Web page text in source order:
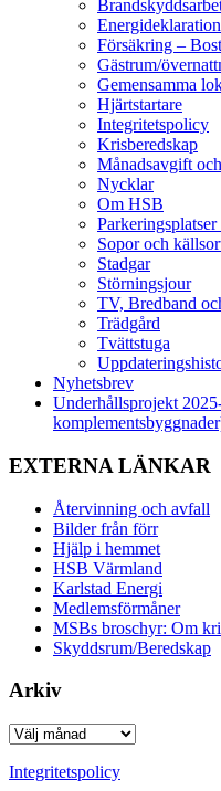
Energideklaration
Försäkring –
Gästrum/
Gemensamma
Hjärtstartare
Integritetspolicy
Krisberedskap
Månadsavgift
Nycklar
Om HSB
Sopor och
Stadgar
Störningsjour
TV, Bredband
Trädgård
Tvättstuga
Nyhetsbrev
Underhållsprojekt
EXTERNA LÄNKAR
Återvinning och avfall
Bilder från förr
Hjälp i hemmet
HSB Värmland
Karlstad Energi
Medlemsförmåner
MSBs broschyr: Om
Skyddsrum/Beredskap
Arkiv
Arkiv
Integritetspolicy